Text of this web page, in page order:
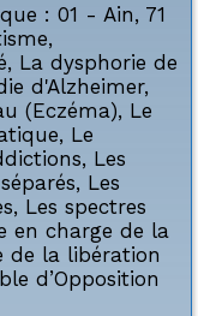
: 01 - Ain, 71
,
, La dysphorie de
d'Alzheimer,
(Eczéma), Le
, Le
, Les
, Les
, Les spectres
en charge de la
de la libération
d’Opposition